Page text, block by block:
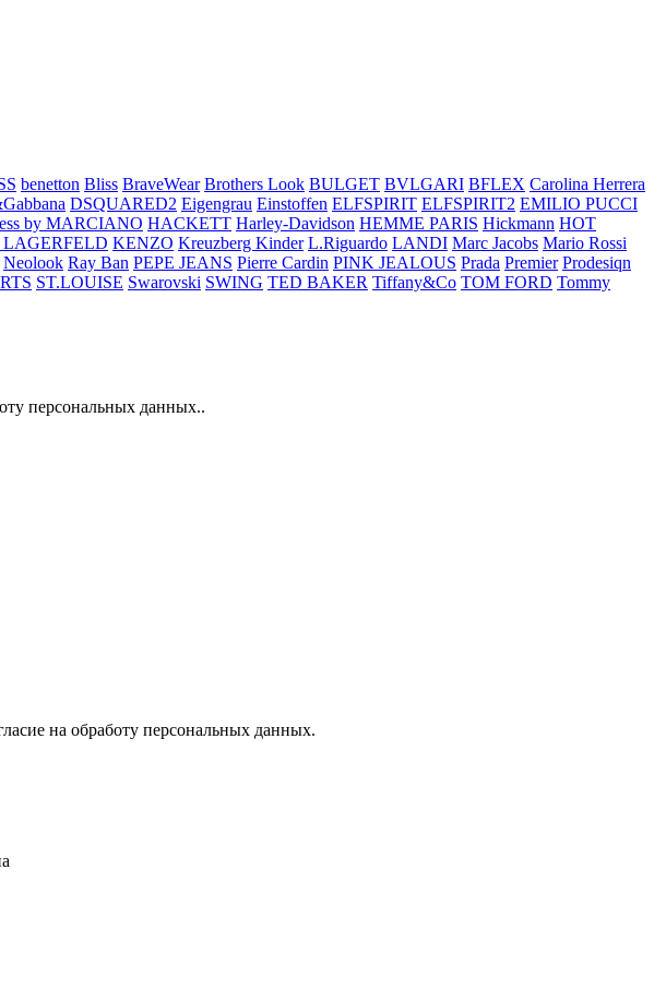
benetton Bliss BraveWear Brothers Look BULGET BVLGARI BFLEX Carolina Herrera
DSQUARED2 Eigengrau Einstoffen ELFSPIRIT ELFSPIRIT2 EMILIO PUCCI
by MARCIANO HACKETT Harley-Davidson HEMME PARIS Hickmann HOT
KENZO Kreuzberg Kinder L.Riguardo LANDI Marc Jacobs Mario Rossi
Neolook Ray Ban PEPE JEANS Pierre Cardin PINK JEALOUS Prada Premier Prodesiqn
ST.LOUISE Swarovski SWING TED BAKER Tiffany&Co TOM FORD Tommy
персональных данных..
на обработу персональных данных.